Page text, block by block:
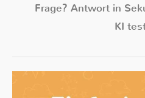
Frage? Antwort in
KI